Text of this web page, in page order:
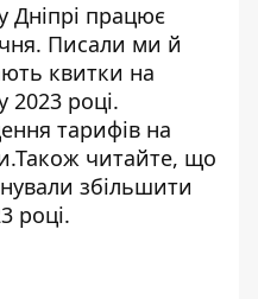
Дніпрі працює
. Писали ми й
квитки на
2023 році.
тарифів на
.Також читайте, що
збільшити
році.